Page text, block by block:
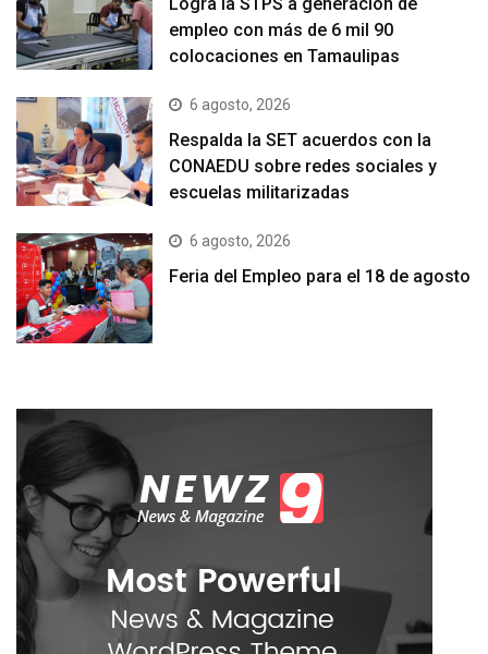
empleo con más de 6 mil 90
colocaciones en Tamaulipas
6 agosto, 2026
Respalda la SET acuerdos con la
CONAEDU sobre redes sociales y
escuelas militarizadas
6 agosto, 2026
Feria del Empleo para el 18 de agosto